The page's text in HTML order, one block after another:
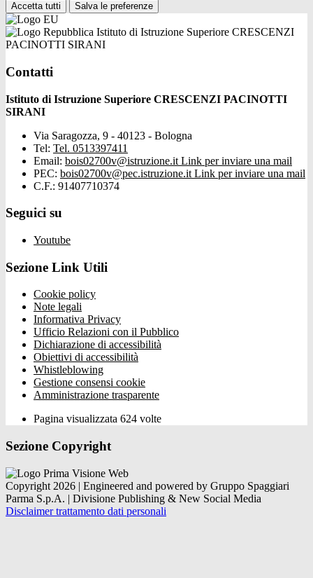
Accetta tutti Salva le preferenze
Istituto di Istruzione Superiore CRESCENZI
PACINOTTI SIRANI
Contatti
Istituto di Istruzione Superiore CRESCENZI PACINOTTI
SIRANI
Via Saragozza, 9 - 40123 - Bologna
Tel: Tel. 0513397411
Email: bois02700v@istruzione.it Link per inviare una mail
PEC: bois02700v@pec.istruzione.it Link per inviare una mail
C.F.: 91407710374
Seguici su
Youtube
Sezione Link Utili
Cookie policy
Note legali
Informativa Privacy
Ufficio Relazioni con il Pubblico
Dichiarazione di accessibilità
Obiettivi di accessibilità
Whistleblowing
Gestione consensi cookie
Amministrazione trasparente
Pagina visualizzata 624 volte
Sezione Copyright
Copyright 2026 | Engineered and powered by Gruppo Spaggiari
Parma S.p.A. | Divisione Publishing & New Social Media
Disclaimer trattamento dati personali